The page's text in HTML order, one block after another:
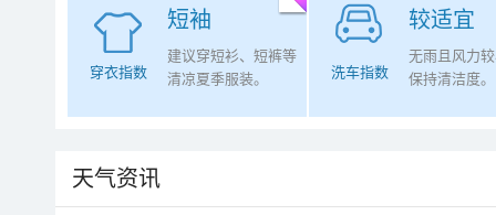
短袖
穿衣指数
建议穿短衫、短裤等
清凉夏季服装。
较适宜
洗车指数
无雨且风力
保持清洁度。
天气资讯